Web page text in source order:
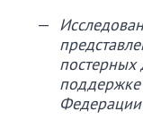
поддержке